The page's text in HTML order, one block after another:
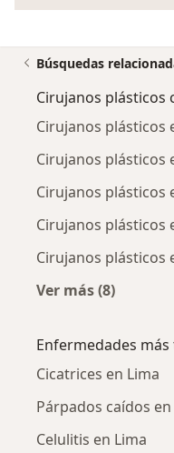
Búsquedas
Cirujanos plásticos
Cirujanos plásticos
Cirujanos plásticos
Cirujanos plásticos
Cirujanos plásticos
Cirujanos plásticos
Ver más (8)
Enfermedades
Cicatrices en Lima
Párpados caídos en
Celulitis en Lima